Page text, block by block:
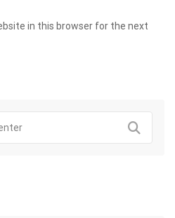
in this browser for the next